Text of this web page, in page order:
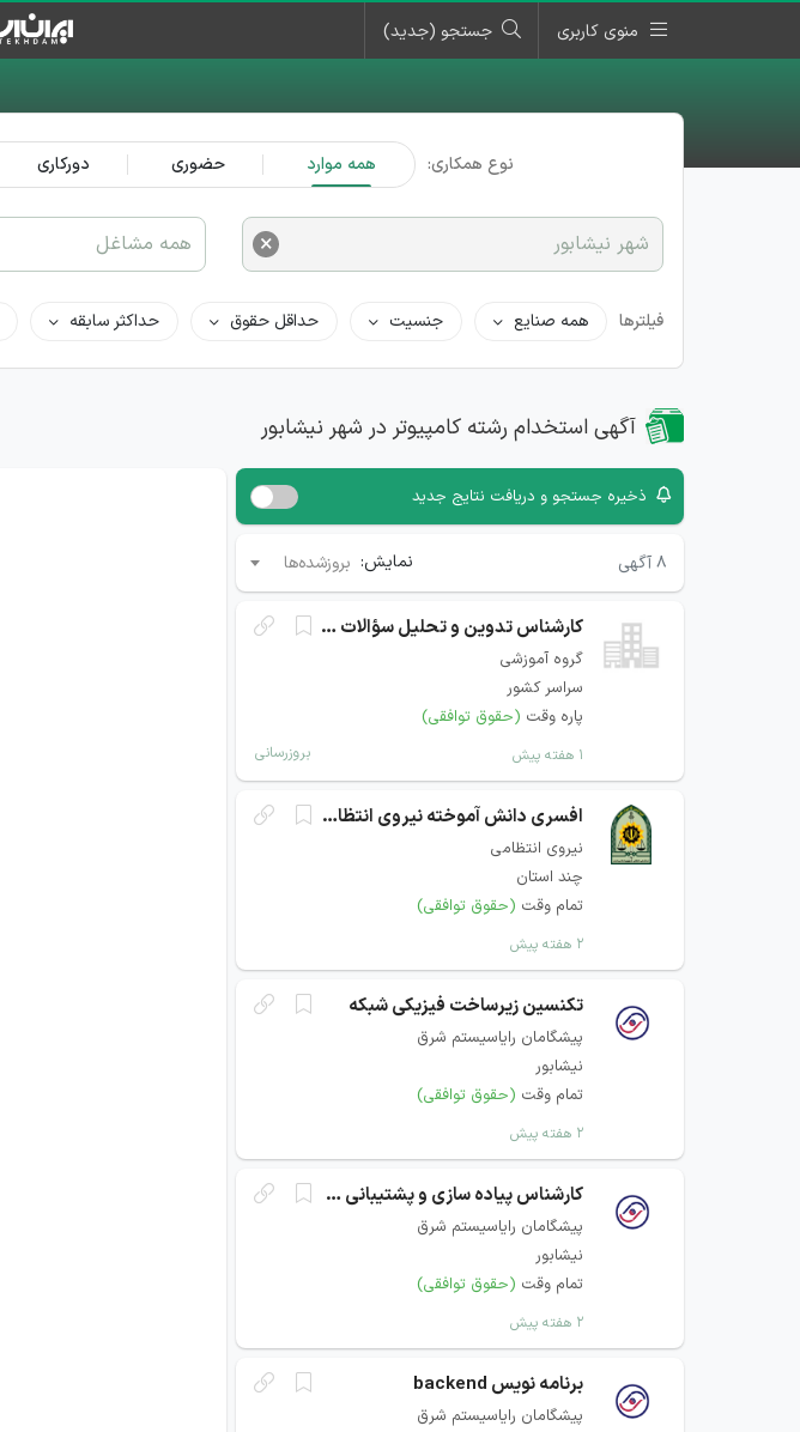
منوی کاربری جستجو (جدید)
نوع همکاری: همه موارد حضوری دورکاری
شهر نیشابور × همه مشاغل
فیلترها همه صنایع جنسیت حداقل حقوق حداکثر سابقه
آگهی استخدام رشته کامپیوتر در شهر نیشابور
ذخیره جستجو و دریافت نتایج جدید
۸آگهی نمایش: بروزشده‌ها
کارشناس تدوین و تحلیل سؤالات دانشگاهی
گروه آموزشی
سراسر کشور
پاره وقت (حقوق توافقی)
۱ هفته پیش بروزرسانی
افسری دانش آموخته نیروی انتظامی
نیروی انتظامی
چند استان
تمام وقت (حقوق توافقی)
۲ هفته پیش
تکنسین زیرساخت فیزیکی شبکه
پیشگامان رایاسیستم شرق
نیشابور
تمام وقت (حقوق توافقی)
۲ هفته پیش
کارشناس پیاده سازی و پشتیبانی شبکه
پیشگامان رایاسیستم شرق
نیشابور
تمام وقت (حقوق توافقی)
۲ هفته پیش
برنامه نویس backend
پیشگامان رایاسیستم شرق